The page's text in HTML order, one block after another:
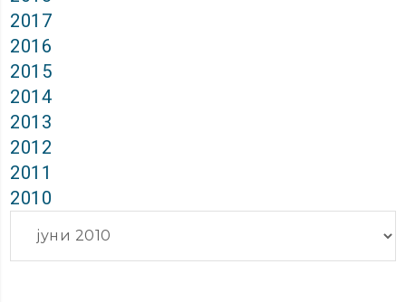
2017
2016
2015
2014
2013
2012
2011
2010